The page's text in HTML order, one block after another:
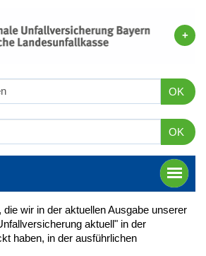
OK
OK
die wir in der aktuellen Ausgabe unserer
aktuell" in der
haben, in der ausführlichen